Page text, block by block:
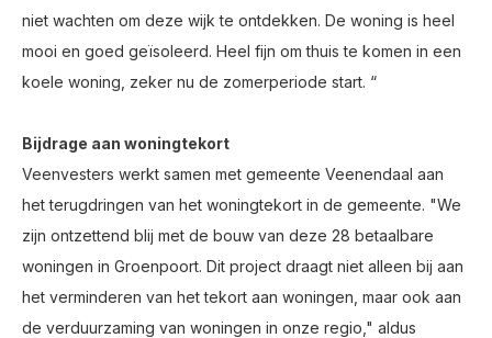
niet wachten om deze wijk te ontdekken. De woning is heel
mooi en goed geïsoleerd. Heel fijn om thuis te komen in een
koele woning, zeker nu de zomerperiode start. “
Bijdrage aan woningtekort
Veenvesters werkt samen met gemeente Veenendaal aan
het terugdringen van het woningtekort in de gemeente. "We
zijn ontzettend blij met de bouw van deze 28 betaalbare
woningen in Groenpoort. Dit project draagt niet alleen bij aan
het verminderen van het tekort aan woningen, maar ook aan
de verduurzaming van woningen in onze regio," aldus